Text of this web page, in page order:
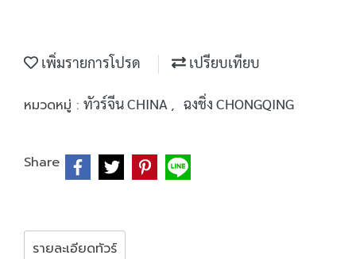
เพิ่มรายการโปรด เปรียบเทียบ
หมวดหมู่ : ทัวร์จีน CHINA , ฉงชิ่ง CHONGQING
Share
รายละเอียดทัวร์